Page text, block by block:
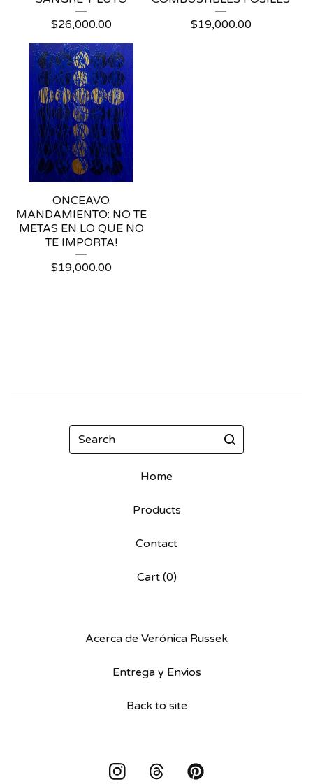
$26,000.00
$19,000.00
ONCEAVO
MANDAMIENTO: NO TE
METAS EN LO QUE NO
TE IMPORTA!
$19,000.00
Search
Home
Products
Contact
Cart (0)
Acerca de Verónica Russek
Entrega y Envios
Back to site